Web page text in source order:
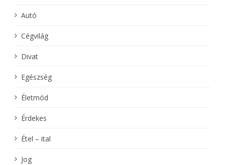
Autó
Cégvilág
Divat
Egészség
Életmód
Érdekes
Étel – ital
Jog